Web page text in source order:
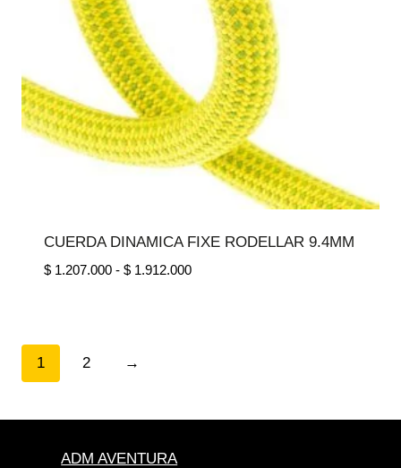
CUERDA DINAMICA FIXE RODELLAR 9.4MM
$1.207.000 - $1.912.000Rango
1 2 →
ADM AVENTURA